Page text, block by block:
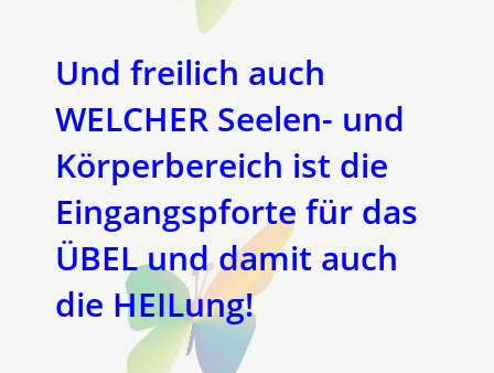
Und freilich auch
WELCHER Seelen- und
Körperbereich ist die
Eingangspforte für das
ÜBEL und damit auch
die HEILung!